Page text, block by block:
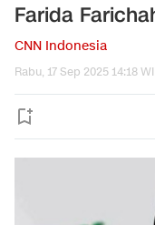
Farida
CNN Indonesia
Rabu, 17 Sep 2025 14:18